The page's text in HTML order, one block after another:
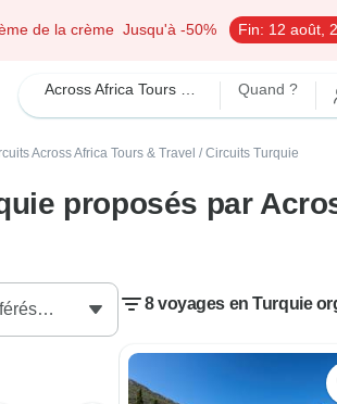
de la crème Jusqu'à -50% Fin: 12 août,
Quand ?
Across Africa Tours & Travel / Circuits Turquie
proposés par
8 voyages en Turquie